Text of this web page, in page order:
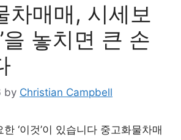
차매매, 시세보
을 놓치면 큰 손
by Christian Campbell
‘이것’이 있습니다 중고화물차매